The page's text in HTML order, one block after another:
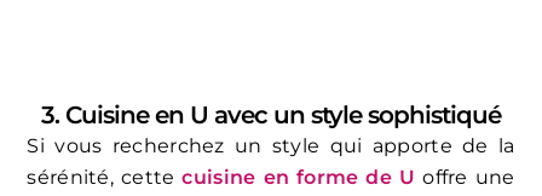
3. Cuisine en U avec un style sophistiqué
Si vous recherchez un style qui apporte de la
sérénité, cette cuisine en forme de U offre une